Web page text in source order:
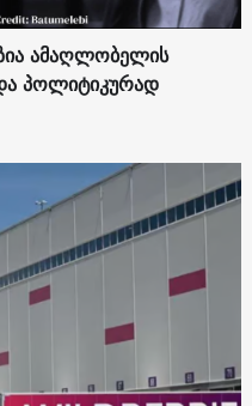
ამაღლობელის
პოლიტიკურად